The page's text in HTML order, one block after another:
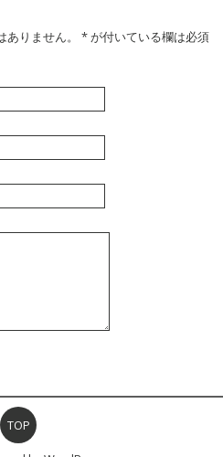
ありません。*が付いている欄は必須
TOP